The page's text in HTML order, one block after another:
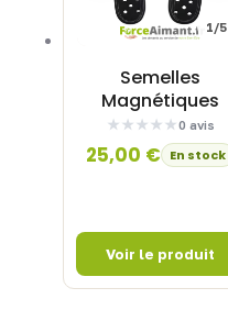
Semelles
Magnétiques
0 avis
25,00 € En stock
1/5